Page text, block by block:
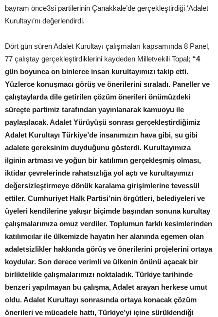
bayram önce3si partilerinin Çanakkale’de gerçekleştirdiği ‘Adalet
Kurultayı’nı değerlendirdi.
Dört gün süren Adalet Kurultayı çalışmaları kapsamında 8 Panel,
77 çalıştay gerçekleştirdiklerini kaydeden Milletvekili Topal; “4
gün boyunca on binlerce insan kurultayımızı takip etti.
Yüzlerce konuşmacı görüş ve önerilerini sıraladı. Paneller ve
çalıştaylarda dile getirilen çözüm önerileri önümüzdeki
süreçte partimiz tarafından yayınlanarak kamuoyu ile
paylaşılacak. Adalet Yürüyüşü sonrası gerçekleştirdiğimiz
Adalet Kurultayı Türkiye’de insanımızın hava gibi, su gibi
adalete gereksinim duyduğunu gösterdi. Kurultayımıza
ilginin artması ve yoğun bir katılımın gerçekleşmiş olması,
iktidar çevrelerinde rahatsızlığa yol açtı ve kurultayımızı
değersizleştirmeye dönük karalama girişimlerine tevessül
ettiler. Cumhuriyet Halk Partisi’nin örgütleri, belediyeleri ve
üyeleri kendilerine yakışır biçimde başından sonuna kurultay
çalışmalarımıza omuz verdiler. Toplumun farklı kesimlerinden
katılımcılar ile ülkemizde hayatın her alanında egemen olan
adaletsizlikler hakkında görüş ve önerilerini projelerini ortaya
koydular. Son derece verimli ve ülkenin önünü açacak bir
birliktelikle çalışmalarımızı noktaladık. Türkiye tarihinde
benzeri yapılmayan bu çalışma, Adalet arayan herkese umut
oldu. Adalet Kurultayı sonrasında ortaya konacak çözüm
önerileri ve mücadele hattı, Türkiye’yi içine sürüklendiği